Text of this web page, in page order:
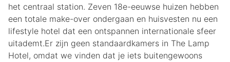
het centraal station. Zeven 18e-eeuwse huizen hebben
een totale make-over ondergaan en huisvesten nu een
lifestyle hotel dat een ontspannen internationale sfeer
uitademt.Er zijn geen standaardkamers in The Lamp
Hotel, omdat we vinden dat je iets buitengewoons